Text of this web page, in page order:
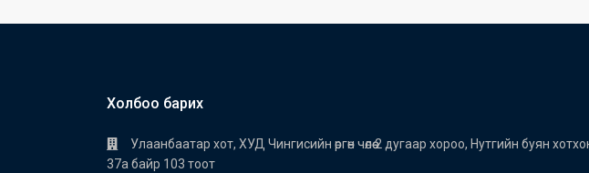
Холбоо барих
Улаанбаатар хот, ХУД Чингисийн өргөн чөлөө 2 дугаар хороо, Нутгийн буян
37а байр 103 тоот